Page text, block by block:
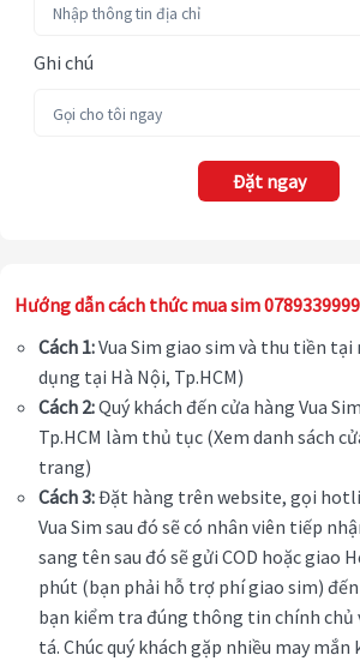
Ghi chú
Đặt ngay
Hướng dẫn cách thức mua sim
Cách 1:Vua Sim giao sim và thu tiền tại
dụng tại Hà Nội, Tp.HCM)
Cách 2:Quý khách đến cửa hàng Vua
Tp.HCM làm thủ tục (Xem danh sách
trang)
Cách 3:Đặt hàng trên website, gọi
Vua Sim sau đó sẽ có nhân viên tiếp
sang tên sau đó sẽ gửi COD hoặc giao
phút (bạn phải hỗ trợ phí giao sim)
bạn kiểm tra đúng thông tin chính chủ
tá. Chúc quý khách gặp nhiều may